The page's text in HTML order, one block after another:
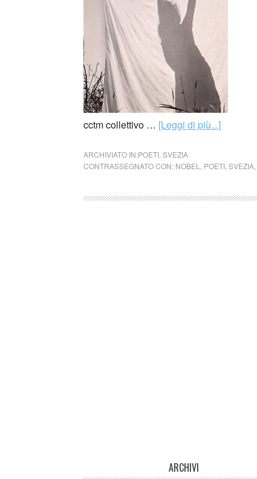
cctm collettivo … [Leggi di più...]
ARCHIVIATO IN:POETI SVEZIA
CONTRASSEGNATO CON: NOBEL POETI SVEZIA
ARCHIVI